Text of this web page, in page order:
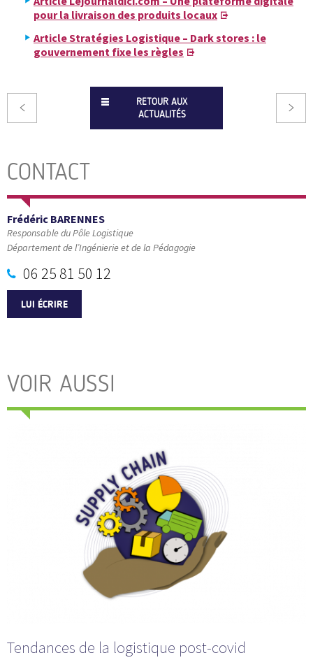
pour la livraison des produits locaux
Article Stratégies Logistique – Dark stores : le
gouvernement fixe les règles
RETOUR AUX
ACTUALITÉS
CONTACT
Frédéric BARENNES
Responsable du Pôle Logistique
Département de l’Ingénierie et de la Pédagogie
06 25 81 50 12
LUI ÉCRIRE
VOIR AUSSI
Tendances de la logistique post-covid